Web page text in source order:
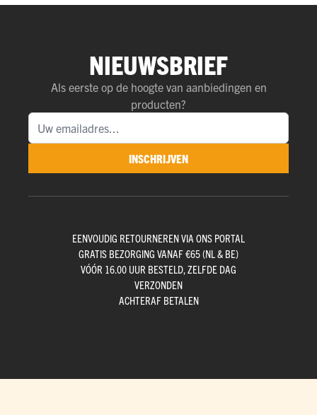
NIEUWSBRIEF
Als eerste op de hoogte van aanbiedingen en
producten?
INSCHRIJVEN
EENVOUDIG RETOURNEREN VIA ONS PORTAL
GRATIS BEZORGING VANAF €65 (NL & BE)
VÓÓR 16.00 UUR BESTELD, ZELFDE DAG
VERZONDEN
ACHTERAF BETALEN